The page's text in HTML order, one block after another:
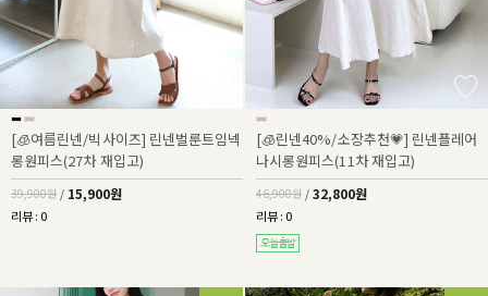
[🧊여름린넨/빅사이즈] 린넨벌룬트임넥
롱원피스(27차 재입고)
39,900원 / 15,900원
리뷰 : 0
[🧊린넨40%/소장추천💗] 린넨플레어
나시롱원피스(11차 재입고)
46,900원 / 32,800원
리뷰 : 0